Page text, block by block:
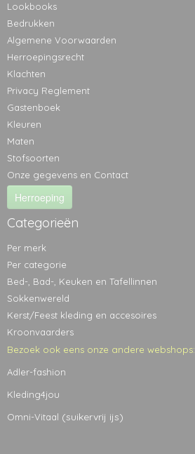
Lookbooks
Bedrukken
Algemene Voorwaarden
Herroepingsrecht
Klachten
Privacy Reglement
Gastenboek
Kleuren
Maten
Stofsoorten
Onze gegevens en Contact
Herroeping
Categorieën
Per merk
Per categorie
Bed-, Bad-, Keuken en Tafellinnen
Sokkenwereld
Kerst/Feest kleding en accesoires
Kroonvaarders
Bezoek ook eens onze andere webshops:
Adler-fashion
Kleding4jou
Omni-Vitaal (suikervrij ijs)